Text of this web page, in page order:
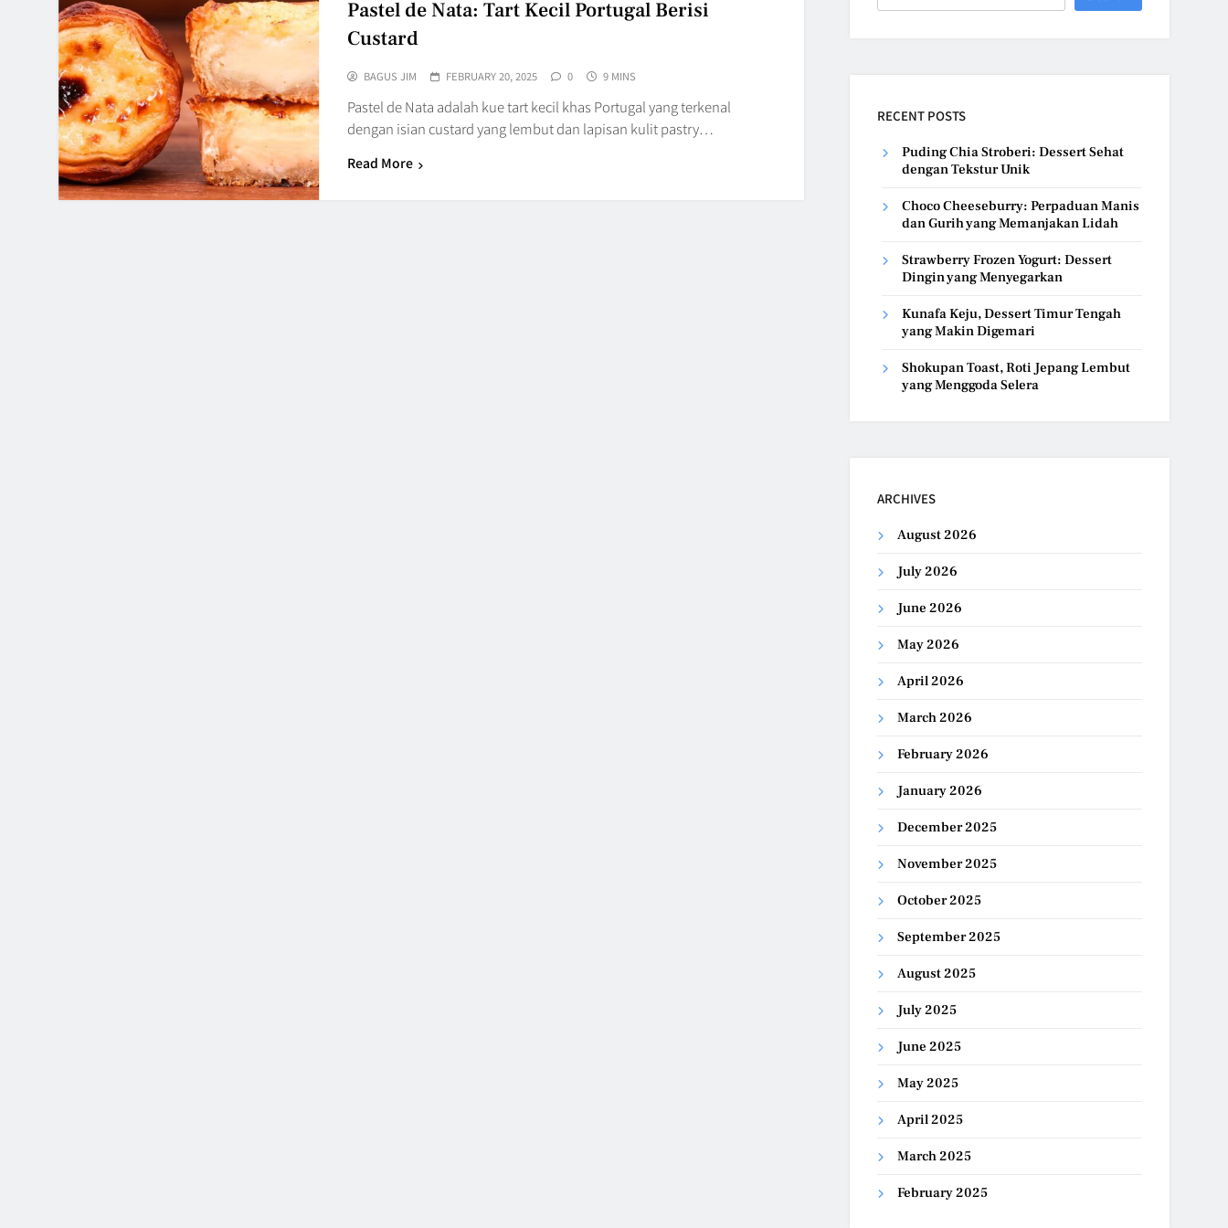
Pastel de Nata: Tart Kecil Portugal Berisi
Custard
BAGUS JIM FEBRUARY 20, 2025 0 9 MINS
Pastel de Nata adalah kue tart kecil khas Portugal yang terkenal
dengan isian custard yang lembut dan lapisan kulit pastry…
Read More
RECENT POSTS
Puding Chia Stroberi: Dessert Sehat
dengan Tekstur Unik
Choco Cheeseburry: Perpaduan Manis
dan Gurih yang Memanjakan Lidah
Strawberry Frozen Yogurt: Dessert
Dingin yang Menyegarkan
Kunafa Keju, Dessert Timur Tengah
yang Makin Digemari
Shokupan Toast, Roti Jepang Lembut
yang Menggoda Selera
ARCHIVES
August 2026
July 2026
June 2026
May 2026
April 2026
March 2026
February 2026
January 2026
December 2025
November 2025
October 2025
September 2025
August 2025
July 2025
June 2025
May 2025
April 2025
March 2025
February 2025